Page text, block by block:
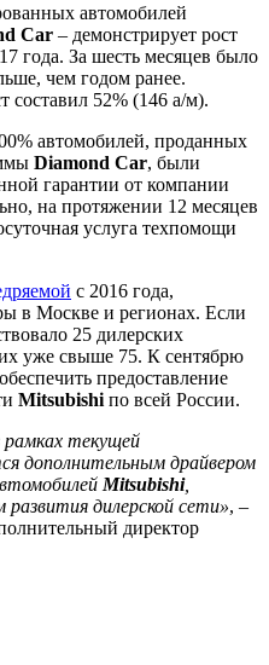
автомобилей
Car – демонстрирует рост
года. За шесть месяцев было
чем годом ранее.
составил 52% (146 а/м).
автомобилей, проданных
Diamond Car, были
гарантии от компании
на протяжении 12 месяцев
услуга техпомощи
с 2016 года,
в Москве и регионах. Если
25 дилерских
уже свыше 75. К сентябрю
предоставление
Mitsubishi по всей России.
рамках текущей
дополнительным драйвером
Mitsubishi,
дилерской сети», –
директор